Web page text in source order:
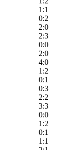
1:1
0:2
2:0
2:3
0:0
2:0
4:0
1:2
0:1
0:3
2:2
3:3
0:0
1:2
0:1
1:1